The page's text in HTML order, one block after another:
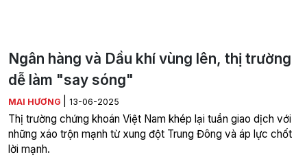
Ngân hàng và Dầu khí vùng lên, thị trường
dễ làm "say sóng"
MAI HƯƠNG 13-06-2025
Thị trường chứng khoán Việt Nam khép lại tuần giao dịch với
những xáo trộn mạnh từ xung đột Trung Đông và áp lực chốt
lời mạnh.